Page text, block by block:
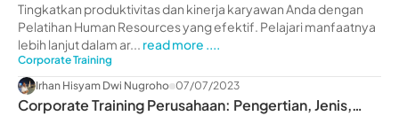
Perusahaan
Tingkatkan produktivitas dan kinerja karyawan Anda dengan
Pelatihan Human Resources yang efektif. Pelajari manfaatnya
lebih lanjut dalam ar... read more ....
Corporate Training
Irhan Hisyam Dwi Nugroho 07/07/2023
Corporate Training Perusahaan: Pengertian, Jenis,